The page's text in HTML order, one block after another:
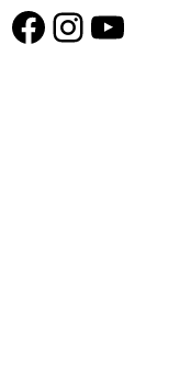
Facebook Instagram YouTube